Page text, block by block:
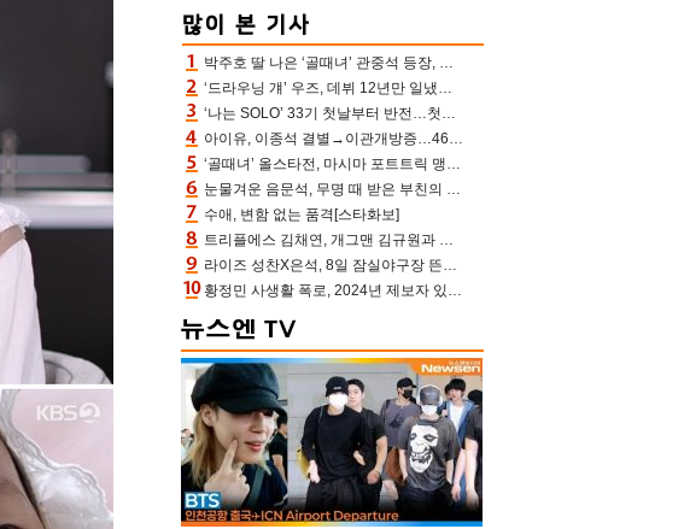
박주호 딸 나은 ‘골때녀’ 관중석 등장, 김민재 복제인간 보고 혼란 [결정적장면]
‘드라우닝 걔’ 우즈, 데뷔 12년만 일냈다…체조경기장 입성 확정
‘나는 SOLO’ 33기 첫날부터 반전…첫인상 0표 영호, 호감남 급부상
아이유, 이종석 결별→이관개방증…46장 꽉 채운 유애나 ♥ “열심히 사는 중”
‘골때녀’ 올스타전, 마시마 포트트릭 맹추격전 5:4 골 잔치 ‘짜릿’ [어제TV]
눈물겨운 음문석, 무명 때 받은 부친의 전재산→폐암 父 세상 떠나기 전 여행(유퀴즈)[어제TV]
수애, 변함 없는 품격[스타화보]
트리플에스 김채연, 개그맨 김규원과 함께 프리뷰쇼 진행 [포토엔HD]
라이즈 성찬X은석, 8일 잠실야구장 뜬다…시구 시타+특별공연까지
황정민 사생활 폭로, 2024년 제보자 있었나 “네가 회사에 전화했니” 녹취록 공개 파장